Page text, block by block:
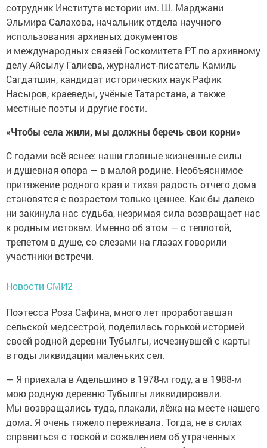
сотрудник Института истории им. Ш. Марджани
Эльмира Салахова, начальник отдела научного
использования архивных документов
и международных связей Госкомитета РТ по архивному
делу Айсылу Галиева, журналист-писатель Камиль
Сагдатшин, кандидат исторических наук Рафик
Насыров, краеведы, учёные Татарстана, а также
местные поэты и другие гости.
«Чтобы села жили, мы должны беречь свои корни»
С годами всё яснее: наши главные жизненные силы
и душевная опора — в малой родине. Необъяснимое
притяжение родного края и тихая радость отчего дома
становятся с возрастом только ценнее. Как бы далеко
ни закинула нас судьба, незримая сила возвращает нас
к родным истокам. Именно об этом — с теплотой,
трепетом в душе, со слезами на глазах говорили
участники встречи.
Новости СМИ2
Поэтесса Роза Сафина, много лет проработавшая
сельской медсестрой, поделилась горькой историей
своей родной деревни Тубылгы, исчезнувшей с карты
в годы ликвидации маленьких сел.
— Я приехала в Адельшино в 1978-м году, а в 1988-м
мою родную деревню Тубылгы ликвидировали.
Мы возвращались туда, плакали, лёжа на месте нашего
дома. Я очень тяжело переживала. Тогда, не в силах
справиться с тоской и сожалением об утраченных